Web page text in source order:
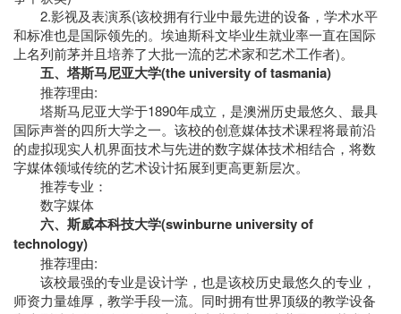
2.影视及表演系(该校拥有行业中最先进的设备，学术水平
和标准也是国际领先的。埃迪斯科文毕业生就业率一直在国际
上名列前茅并且培养了大批一流的艺术家和艺术工作者)。
五、塔斯马尼亚大学(the university of tasmania)
推荐理由:
塔斯马尼亚大学于1890年成立，是澳洲历史最悠久、最具
国际声誉的四所大学之一。该校的创意媒体技术课程将最前沿
的虚拟现实人机界面技术与先进的数字媒体技术相结合，将数
字媒体领域传统的艺术设计拓展到更高更新层次。
推荐专业：
数字媒体
六、斯威本科技大学(swinburne university of
technology)
推荐理由:
该校最强的专业是设计学，也是该校历史最悠久的专业，
师资力量雄厚，教学手段一流。同时拥有世界顶级的教学设备